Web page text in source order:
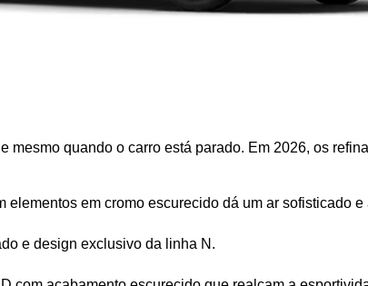
quando o carro está parado. Em 2026, os
elementos em cromo escurecido dá um ar sofisticado e
e design exclusivo da linha N.